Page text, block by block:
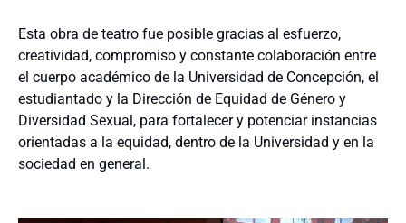
Esta obra de teatro fue posible gracias al esfuerzo,
creatividad, compromiso y constante colaboración entre
el cuerpo académico de la Universidad de Concepción, el
estudiantado y la Dirección de Equidad de Género y
Diversidad Sexual, para fortalecer y potenciar instancias
orientadas a la equidad, dentro de la Universidad y en la
sociedad en general.